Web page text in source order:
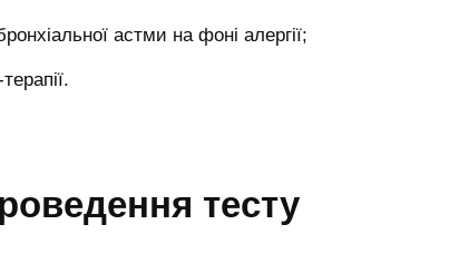
астми на фоні алергії;
тесту